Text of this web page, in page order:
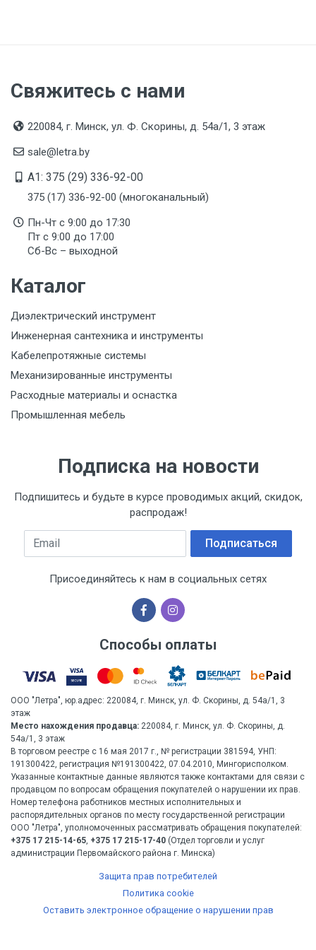
Свяжитесь с нами
220084, г. Минск, ул. Ф. Скорины, д. 54а/1, 3 этаж
sale@letra.by
A1: 375 (29) 336-92-00
375 (17) 336-92-00 (многоканальный)
Пн-Чт с 9:00 до 17:30
Пт с 9:00 до 17:00
Сб-Вс – выходной
Каталог
Диэлектрический инструмент
Инженерная сантехника и инструменты
Кабелепротяжные системы
Механизированные инструменты
Расходные материалы и оснастка
Промышленная мебель
Подписка на новости
Подпишитесь и будьте в курсе проводимых акций, скидок,
распродаж!
Email Подписаться
Присоединяйтесь к нам в социальных сетях
Способы оплаты
ООО "Летра", юр.адрес: 220084, г. Минск, ул. Ф. Скорины, д. 54а/1, 3
этаж
Место нахождения продавца: 220084, г. Минск, ул. Ф. Скорины, д.
54а/1, 3 этаж
В торговом реестре с 16 мая 2017 г., № регистрации 381594, УНП:
191300422, регистрация №191300422, 07.04.2010, Мингорисполком.
Указанные контактные данные являются также контактами для связи с
продавцом по вопросам обращения покупателей о нарушении их прав.
Номер телефона работников местных исполнительных и
распорядительных органов по месту государственной регистрации
ООО "Летра", уполномоченных рассматривать обращения покупателей:
+375 17 215-14-65, +375 17 215-17-40 (Отдел торговли и услуг
администрации Первомайского района г. Минска)
Защита прав потребителей
Политика cookie
Оставить электронное обращение о нарушении прав